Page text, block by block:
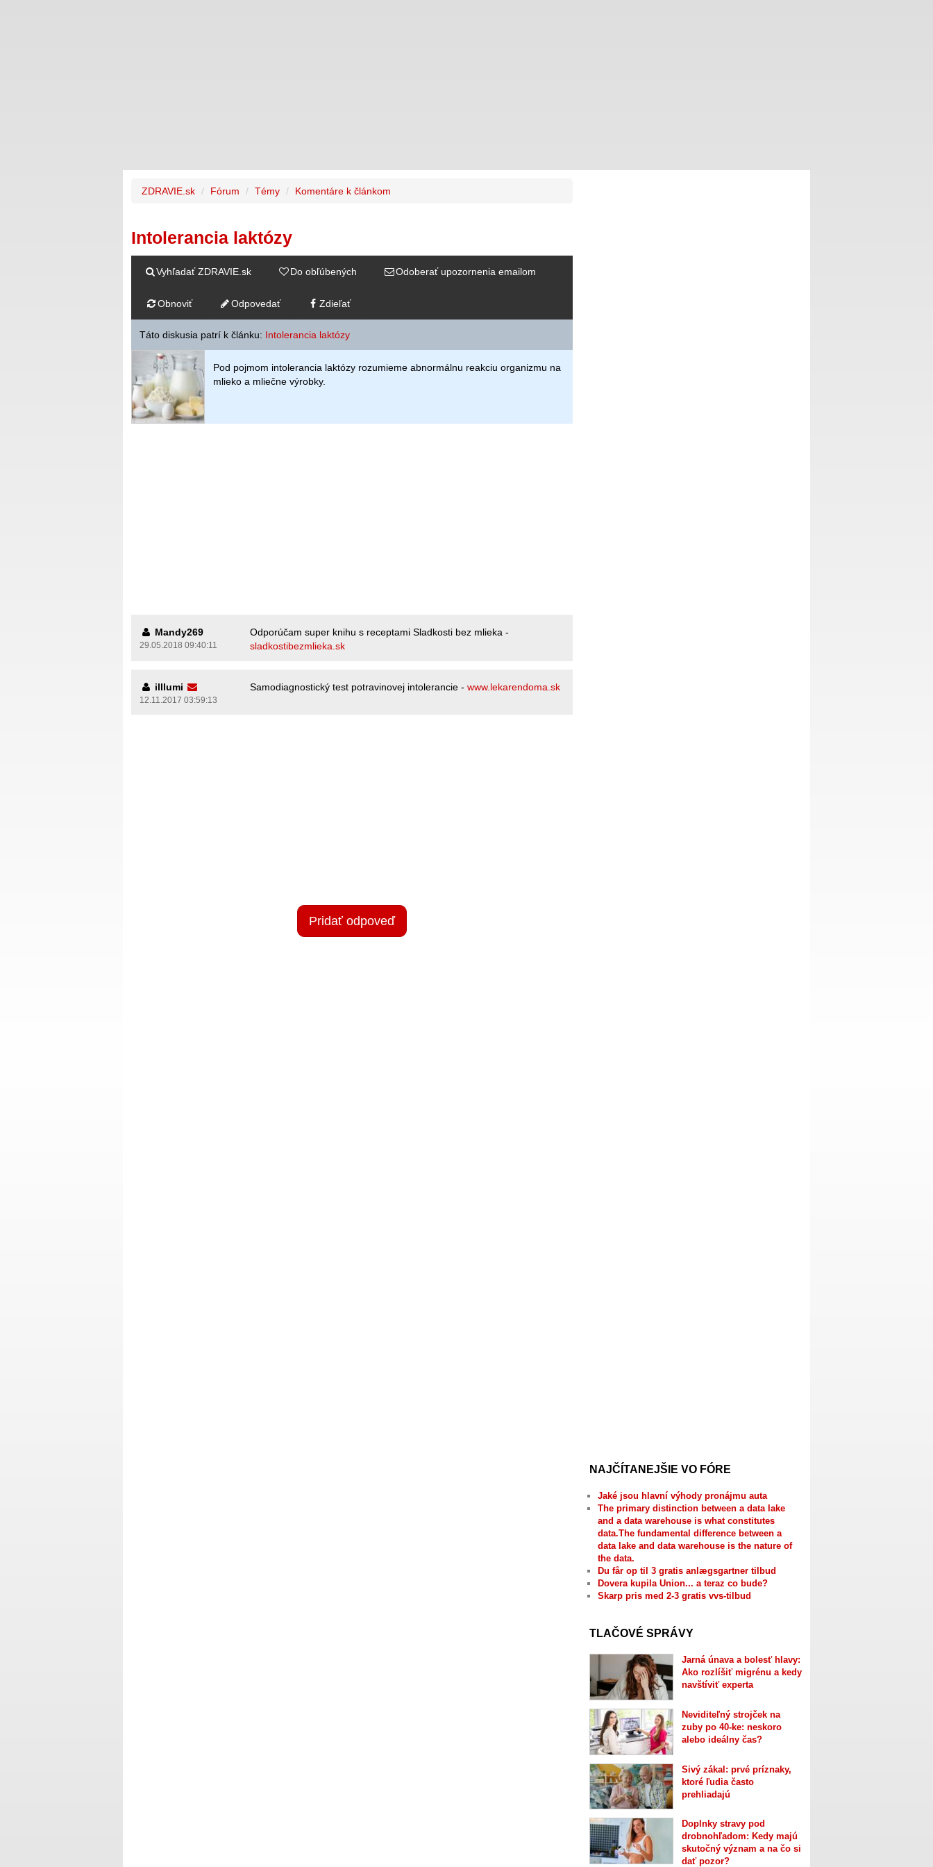
ZDRAVIE.sk Fórum Témy Komentáre k článkom
Intolerancia laktózy
Vyhľadať ZDRAVIE.sk Do obľúbených Odoberať upozornenia emailom
Obnoviť Odpovedať Zdieľať
Táto diskusia patrí k článku: Intolerancia laktózy
Pod pojmom intolerancia laktózy rozumieme abnormálnu reakciu organizmu na
mlieko a mliečne výrobky.
Mandy269
29.05.2018 09:40:11
Odporúčam super knihu s receptami Sladkosti bez mlieka -
sladkostibezmlieka.sk
illlumi
12.11.2017 03:59:13
Samodiagnostický test potravinovej intolerancie - www.lekarendoma.sk
Pridať odpoveď
NAJČÍTANEJŠIE VO FÓRE
Jaké jsou hlavní výhody pronájmu auta
The primary distinction between a data lake
and a data warehouse is what constitutes
data.The fundamental difference between a
data lake and data warehouse is the nature of
the data.
Du får op til 3 gratis anlægsgartner tilbud
Dovera kupila Union... a teraz co bude?
Skarp pris med 2-3 gratis vvs-tilbud
TLAČOVÉ SPRÁVY
Jarná únava a bolesť hlavy:
Ako rozlíšiť migrénu a kedy
navštíviť experta
Neviditeľný strojček na
zuby po 40-ke: neskoro
alebo ideálny čas?
Sivý zákal: prvé príznaky,
ktoré ľudia často
prehliadajú
Doplnky stravy pod
drobnohľadom: Kedy majú
skutočný význam a na čo si
dať pozor?